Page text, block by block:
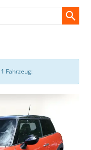
1 Fahrzeug: